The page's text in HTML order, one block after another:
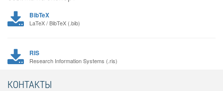
BibTeX
LaTeX / BibTeX (.bib)
RIS
Research Information Systems (.ris)
КОНТАКТЫ